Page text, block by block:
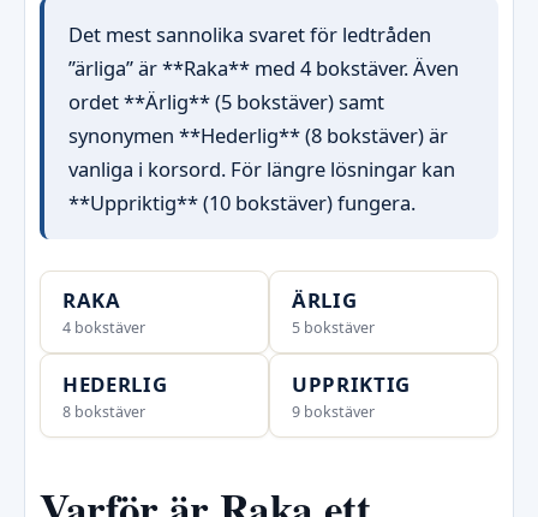
Det mest sannolika svaret för ledtråden
”ärliga” är **Raka** med 4 bokstäver. Även
ordet **Ärlig** (5 bokstäver) samt
synonymen **Hederlig** (8 bokstäver) är
vanliga i korsord. För längre lösningar kan
**Uppriktig** (10 bokstäver) fungera.
RAKA
4 bokstäver
ÄRLIG
5 bokstäver
HEDERLIG
8 bokstäver
UPPRIKTIG
9 bokstäver